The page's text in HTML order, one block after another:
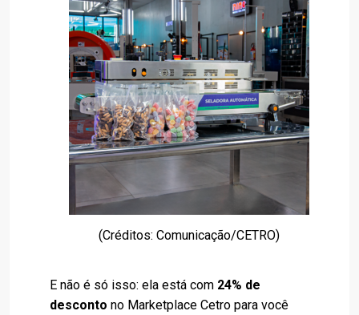
(Créditos: Comunicação/CETRO)
E não é só isso: ela está com 24% de
desconto no Marketplace Cetro para você